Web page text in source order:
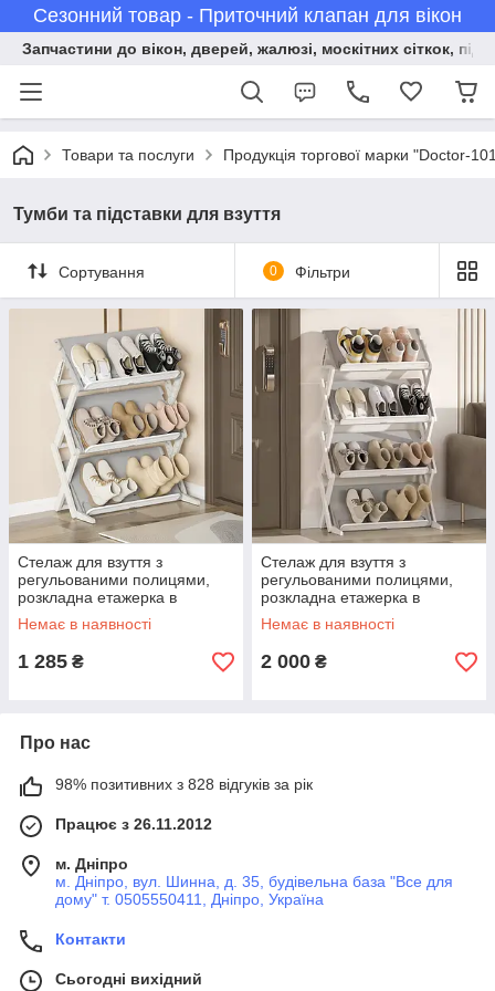
Сезонний товар - Приточний клапан для вікон
Запчастини до вікон, дверей, жалюзі, москітних сіткок,
Товари та послуги Продукція торгової марки "Doctor-
Тумби та підставки для взуття
Сортування 0 Фільтри
Стелаж для взуття з
регульованими полицями,
розкладна етажерка в
передпокій на 3 яруси
(DF024-3GW)
Немає в наявності
1 285 ₴
Стелаж для взуття з
регульованими полицями,
розкладна етажерка в
передпокій на 4 яруси
(DF024)
Немає в наявності
2 000 ₴
Про нас
98% позитивних з 828 відгуків за рік
Працює з 26.11.2012
м. Дніпро
м. Дніпро, вул. Шинна, д. 35, будівельна база "Все для
дому" т. 0505550411, Дніпро, Україна
Контакти
Сьогодні вихідний